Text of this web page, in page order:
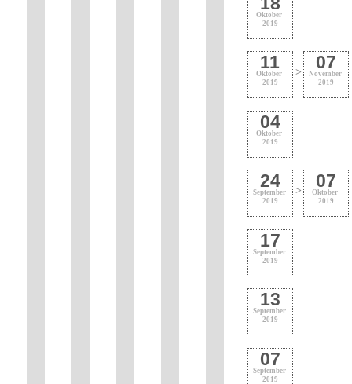
Oktober
2019
11
Oktober
2019
> 07
November
2019
04
Oktober
2019
24
September
2019
> 07
Oktober
2019
17
September
2019
13
September
2019
07
September
2019